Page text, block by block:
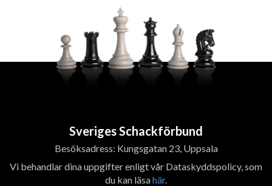
Sveriges Schackförbund
Besöksadress: Kungsgatan 23, Uppsala
Vi behandlar dina uppgifter enligt vår Dataskyddspolicy, som
du kan läsahär.